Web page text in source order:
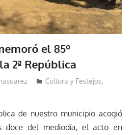
el 85º
2ª República
Cultura y Festejos,
de nuestro municipio acogió
del mediodía, el acto en